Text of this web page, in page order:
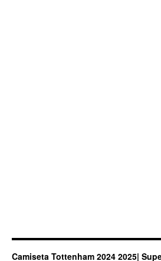
Camiseta Tottenham 2024 2025|